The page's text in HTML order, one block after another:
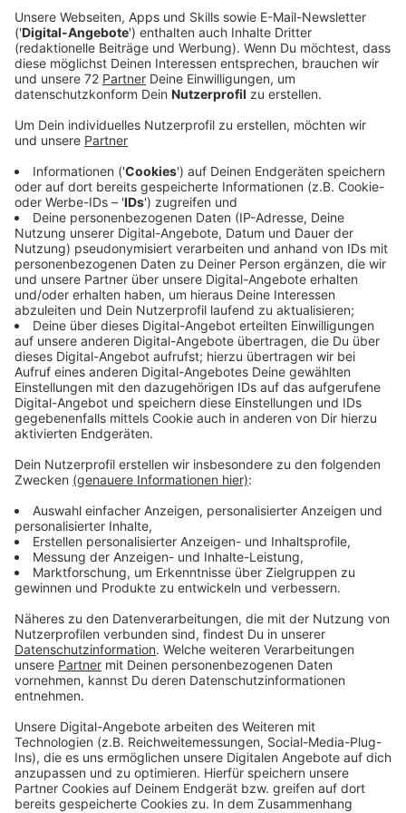
Veröffentlicht:Donnerstag, 29.08.2024 07:00
Anzeige
Alle Veranstalter, mit denen wir gesprochen haben,
haben sich natürlich Gedanken gemacht und
Gespräche geführt. In Senden gibt es bei "Street live"
an diesem Samstag mehr Security und die Gemeinde
lässt Wassertanks als Absperrungen auf Straßen
aufstellen. Außerdem will die Gemeinde die
Mitarbeiter, die an den Kontrollstellen stehen, noch
einmal sensibilisieren auf Auffälligkeiten zu achten. Bei
"Ascheberg trifft sich" jetzt am Freitag ist der
Außendienst des Ordnungsamtes zusätzliche zu einem
Securitydienst im Einsatz. Die Gemeinde will mit den
Sicherheitsmaßnahmen nicht übertreiben, aber den
Besuchern ein sicheres Gefühl geben. Und beim
Kartoffelmarkt in Dülmen am ersten
ihre Sicherheitskonzepte und die hydraulischen Poller,
Rosendahler Herbstzauberfestival in Darfeld wollen
die Organisatoren durch einen externen
Sicherheitsdienst und das Ordnungsamt vor Ort für ein
sicheres Gefühl sorgen. Auf dem Weg zur Bühne gibt
Gelände ist ein Infopoint geplant, an dem sich die
Besucher melden können, wenn ihnen etwas auffällt.
Und beim Billerbecker Stadtfest Mitte September
wollen die Veranstalter die Besucher zu Beginn
wachsam sein. Die Polizei plant außerdem verstärkt
unterwegs zu sein, genau wie das Ordnungsamt und
Sozialarbeiter.